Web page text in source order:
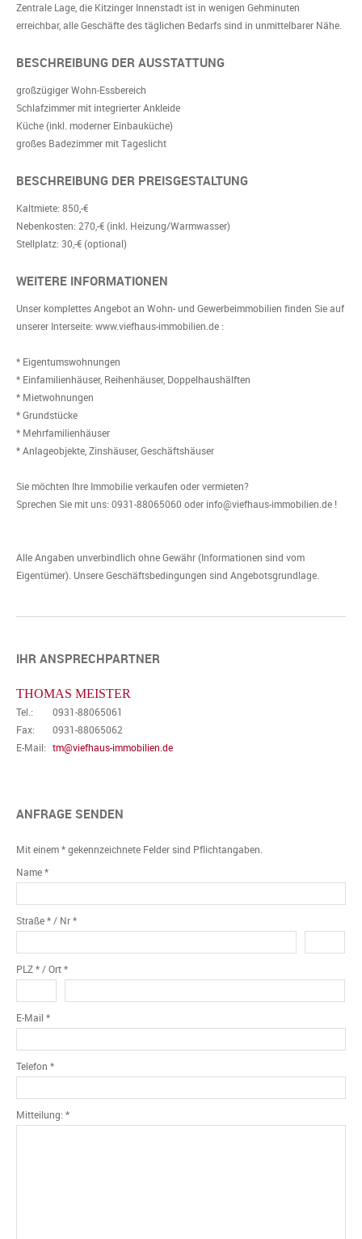
Zentrale Lage, die Kitzinger Innenstadt ist in wenigen Gehminuten
erreichbar, alle Geschäfte des täglichen Bedarfs sind in unmittelbarer Nähe.
BESCHREIBUNG DER AUSSTATTUNG
großzügiger Wohn-Essbereich
Schlafzimmer mit integrierter Ankleide
Küche (inkl. moderner Einbauküche)
großes Badezimmer mit Tageslicht
BESCHREIBUNG DER PREISGESTALTUNG
Kaltmiete: 850,-€
Nebenkosten: 270,-€ (inkl. Heizung/Warmwasser)
Stellplatz: 30,-€ (optional)
WEITERE INFORMATIONEN
Unser komplettes Angebot an Wohn- und Gewerbeimmobilien finden Sie auf
unserer Interseite: www.viefhaus-immobilien.de :
* Eigentumswohnungen
* Einfamilienhäuser, Reihenhäuser, Doppelhaushälften
* Mietwohnungen
* Grundstücke
* Mehrfamilienhäuser
* Anlageobjekte, Zinshäuser, Geschäftshäuser
Sie möchten Ihre Immobilie verkaufen oder vermieten?
Sprechen Sie mit uns: 0931-88065060 oder info@viefhaus-immobilien.de !
Alle Angaben unverbindlich ohne Gewähr (Informationen sind vom
Eigentümer). Unsere Geschäftsbedingungen sind Angebotsgrundlage.
IHR ANSPRECHPARTNER
THOMAS MEISTER
Tel.:
0931-88065061
Fax:
0931-88065062
E-Mail: tm@viefhaus-immobilien.de
ANFRAGE SENDEN
Mit einem * gekennzeichnete Felder sind Pflichtangaben.
Name *
Straße * / Nr *
PLZ * / Ort *
E-Mail *
Telefon *
Mitteilung: *